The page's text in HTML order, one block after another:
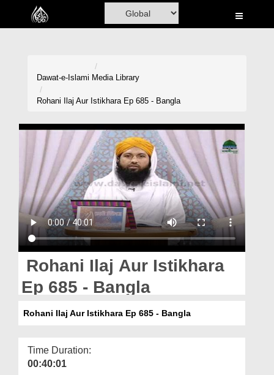
Home
Volunteer Portal
Rohani Ilaj
Donation
Blog
Magazine
Dawat-e-Islami Media Library
Rohani Ilaj Aur Istikhara Ep 685 - Bangla
Rohani Ilaj Aur Istikhara
Ep 685 - Bangla
Rohani Ilaj Aur Istikhara Ep 685 - Bangla
Time Duration:
00:40:01